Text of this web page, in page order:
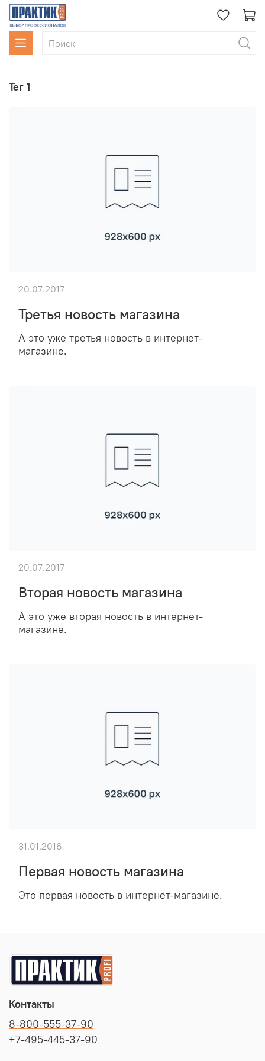
тег 1
Третья новость магазина
А это уже третья новость в интернет-
магазине.
20.07.2017
Вторая новость магазина
А это уже вторая новость в интернет-
магазине.
20.07.2017
Первая новость магазина
Это первая новость в интернет-магазине.
31.01.2016
Контакты
8-800-555-37-90
+7-495-445-37-90